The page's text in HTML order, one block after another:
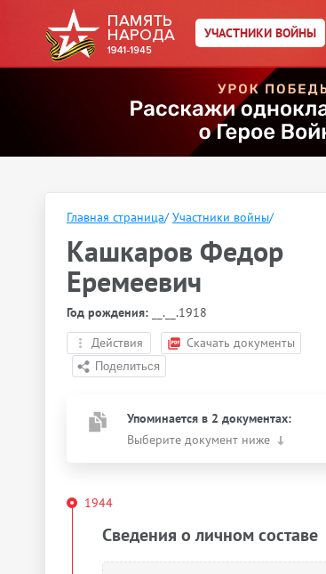
УЧАСТНИКИ ВОЙНЫ
Главная страница/ Участники войны/
Кашкаров Федор
Еремеевич
Год рождения: __.__.1918
Действия
Скачать документы
Упоминается в 2 документах:
Выберите документ ниже
1944
Сведения о личном составе